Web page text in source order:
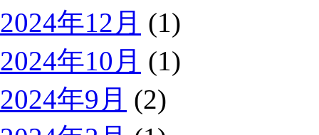
2024年12月 (1)
2024年10月 (1)
2024年9月 (2)